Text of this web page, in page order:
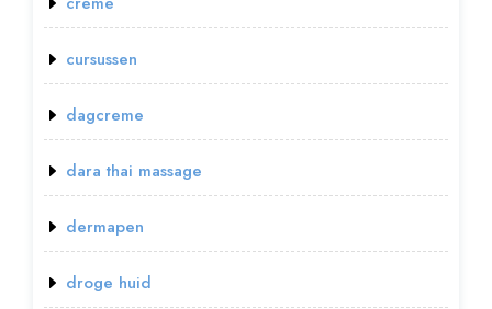
cursussen
dagcreme
dara thai massage
dermapen
droge huid